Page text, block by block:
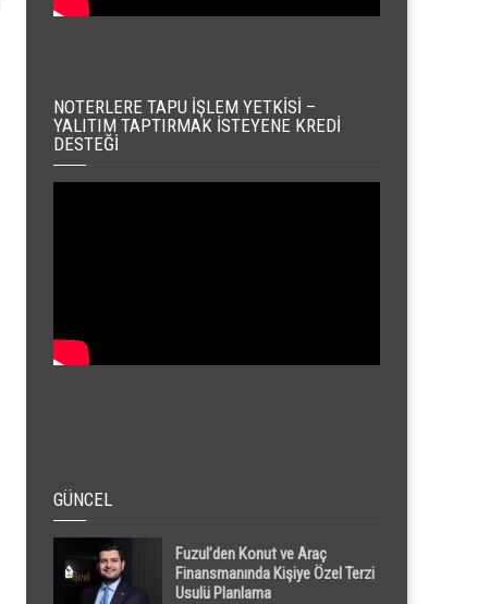
NOTERLERE TAPU İŞLEM YETKISI –
YALITIM TAPTIRMAK İSTEYENE KREDI
DESTEĞI
GÜNCEL
Fuzul’den Konut ve Araç
Finansmanında Kişiye Özel Terzi
Usulü Planlama